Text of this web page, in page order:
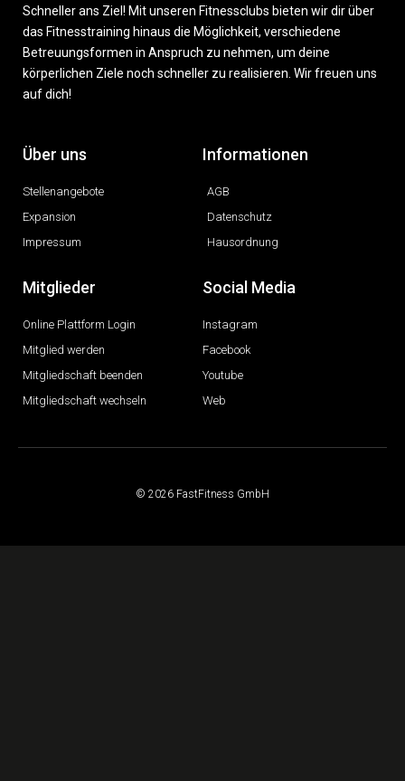
Schneller ans Ziel! Mit unseren Fitnessclubs bieten wir dir über
das Fitnesstraining hinaus die Möglichkeit, verschiedene
Betreuungsformen in Anspruch zu nehmen, um deine
körperlichen Ziele noch schneller zu realisieren. Wir freuen uns
auf dich!
Über uns
Stellenangebote
Expansion
Impressum
Informationen
AGB
Datenschutz
Hausordnung
Mitglieder
Online Plattform Login
Mitglied werden
Mitgliedschaft beenden
Mitgliedschaft wechseln
Social Media
Instagram
Facebook
Youtube
Web
© 2026 FastFitness GmbH